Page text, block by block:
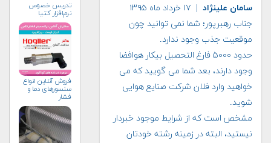
سامان علینژاد | ۱۷ خرداد ماه ۱۳۹۵
جناب رهبرپور؛ شما نمی توانید چون
موقعیت جذب وجود ندارد.
حدود ۵۰۰۰ فارغ التحصیل بیکار هوافضا
وجود دارند، بعد شما می گویید که می
خواهید وارد فلان شرکت صنایع هوایی
شوید.
مشخص است که از شرایط موجود خبردار
نیستید، البته در زمینه رشته خودتان
تدریس خصوص
نرم‌افزار کتیا
فروش آنلاین انواع
سنسورهای دما و
فشار